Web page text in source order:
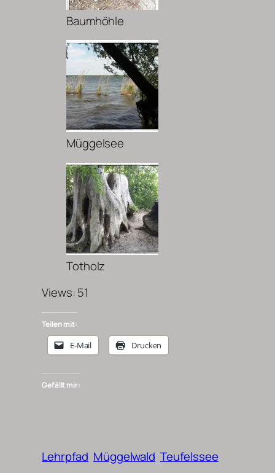
Baumhöhle
Müggelsee
Totholz
Views: 51
Teilen mit:
E-Mail Drucken
Gefällt mir:
Lehrpfad Müggelwald Teufelssee